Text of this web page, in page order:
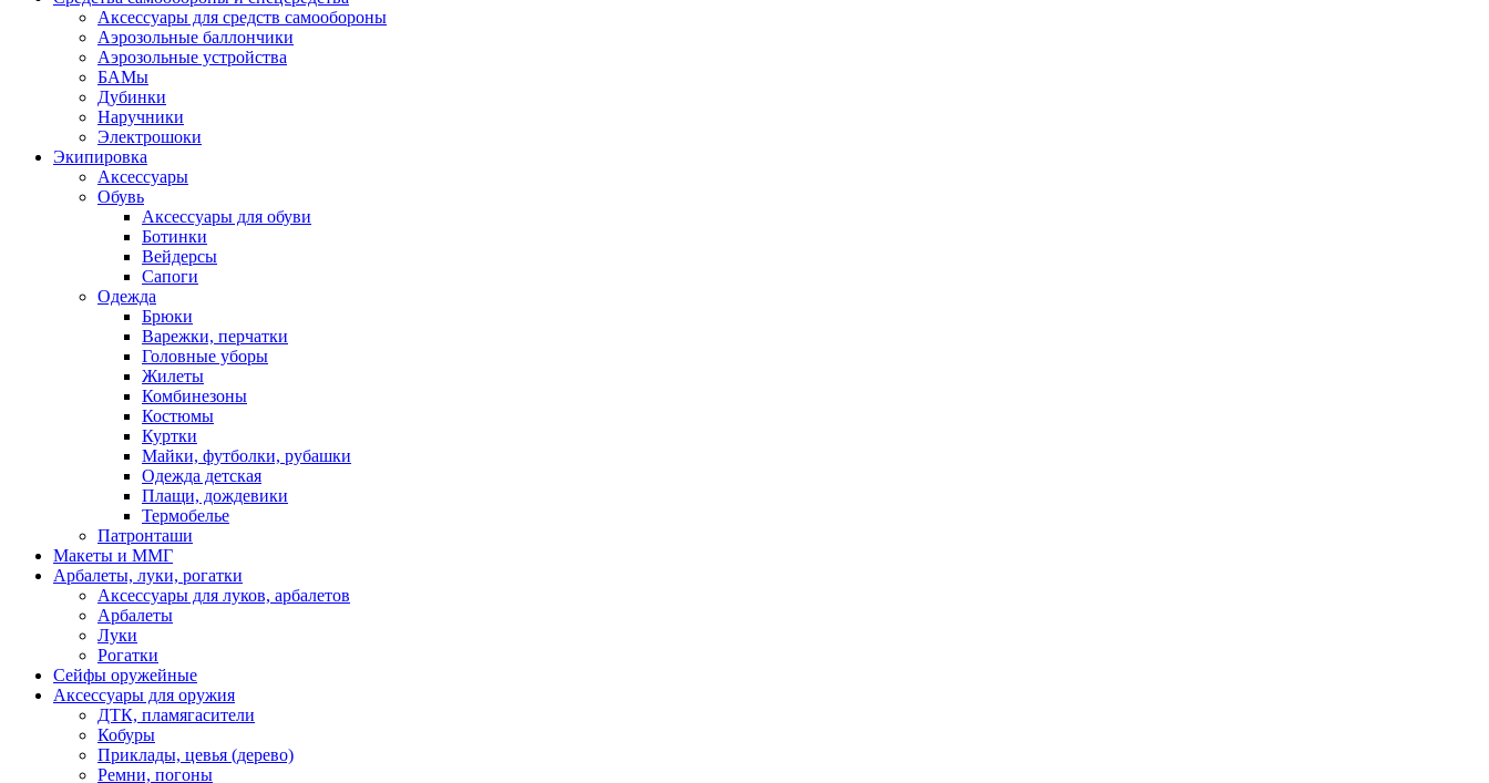
Аксессуары для средств самообороны
Аэрозольные баллончики
Аэрозольные устройства
БАМы
Дубинки
Наручники
Электрошоки
Экипировка
Аксессуары
Обувь
Аксессуары для обуви
Ботинки
Вейдерсы
Сапоги
Одежда
Брюки
Варежки, перчатки
Головные уборы
Жилеты
Комбинезоны
Костюмы
Куртки
Майки, футболки, рубашки
Одежда детская
Плащи, дождевики
Термобелье
Патронташи
Макеты и ММГ
Арбалеты, луки, рогатки
Аксессуары для луков, арбалетов
Арбалеты
Луки
Рогатки
Сейфы оружейные
Аксессуары для оружия
ДТК, пламягасители
Кобуры
Приклады, цевья (дерево)
Ремни, погоны